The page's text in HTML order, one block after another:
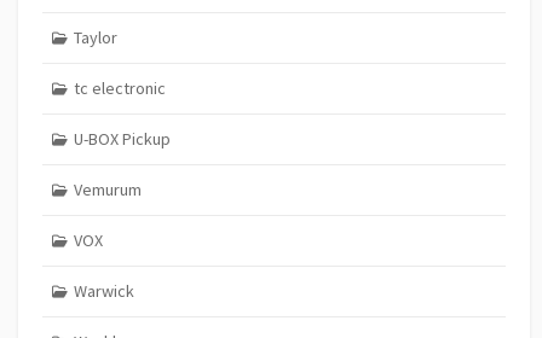
Taylor
tc electronic
U-BOX Pickup
Vemurum
VOX
Warwick